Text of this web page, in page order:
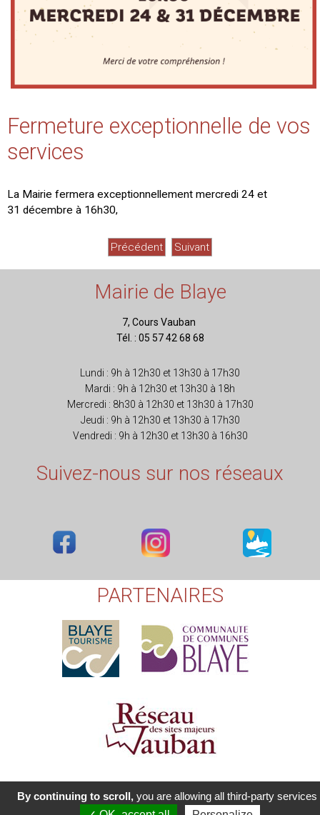
Fermeture exceptionnelle de vos
services
La Mairie fermera exceptionnellement mercredi 24 et
31 décembre à 16h30,
Précédent Suivant
Mairie de Blaye
7, Cours Vauban
Tél. : 05 57 42 68 68
Lundi : 9h à 12h30 et 13h30 à 17h30
Mardi : 9h à 12h30 et 13h30 à 18h
Mercredi : 8h30 à 12h30 et 13h30 à 17h30
Jeudi : 9h à 12h30 et 13h30 à 17h30
Vendredi : 9h à 12h30 et 13h30 à 16h30
Suivez-nous sur nos réseaux
PARTENAIRES
légales-Plan du site-propulsé par E-majine
By continuing to scroll, you are allowing all third-party services